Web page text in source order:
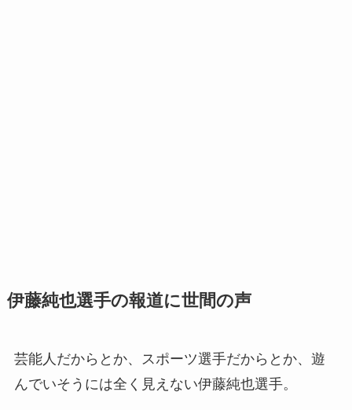
伊藤純也選手の報道に世間の声
芸能人だからとか、スポーツ選手だからとか、遊
んでいそうには全く見えない伊藤純也選手。